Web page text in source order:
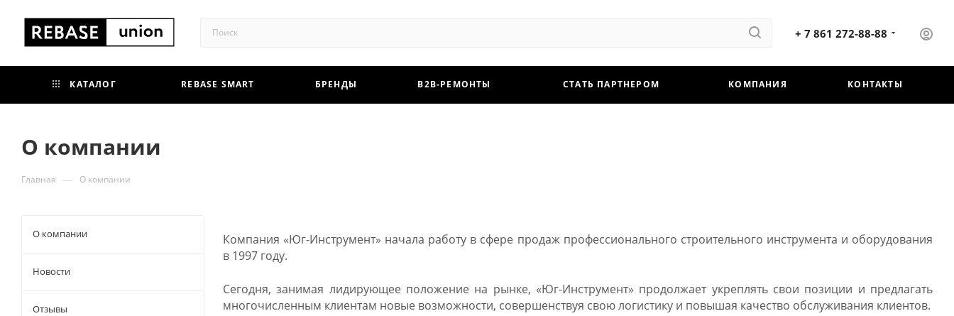
+ 7 861 272-88-88
КАТАЛОГ REBASE SMART БРЕНДЫ B2B-РЕМОНТЫ СТАТЬ ПАРТНЕРОМ КОМПАНИЯ КОНТАКТЫ
О компании
Главная — О компании
Компания «Юг-Инструмент» начала работу в сфере продаж профессионального строительного инструмента и оборудования
в 1997 году.
Сегодня, занимая лидирующее положение на рынке, «Юг-Инструмент» продолжает укреплять свои позиции и предлагать
многочисленным клиентам новые возможности, совершенствуя свою логистику и повышая качество обслуживания клиентов.
О компании
Новости
Отзывы